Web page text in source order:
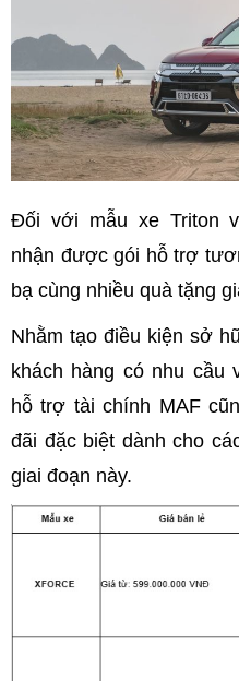
Đối với mẫu xe Triton
nhận được gói hỗ trợ
bạ cùng nhiều quà tặng
Nhằm tạo điều kiện sở
khách hàng có nhu cầu
hỗ trợ tài chính MAF
đãi đặc biệt dành cho
giai đoạn này.